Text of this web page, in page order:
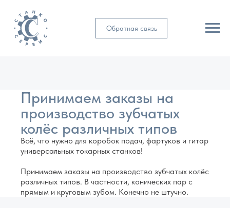
Обратная связь
Принимаем заказы на
производство зубчатых
колёс различных типов
Всё, что нужно для коробок подач, фартуков и гитар
универсальных токарных станков!
Принимаем заказы на производство зубчатых колёс
различных типов. В частности, конических пар с
прямым и круговым зубом. Конечно не штучно.